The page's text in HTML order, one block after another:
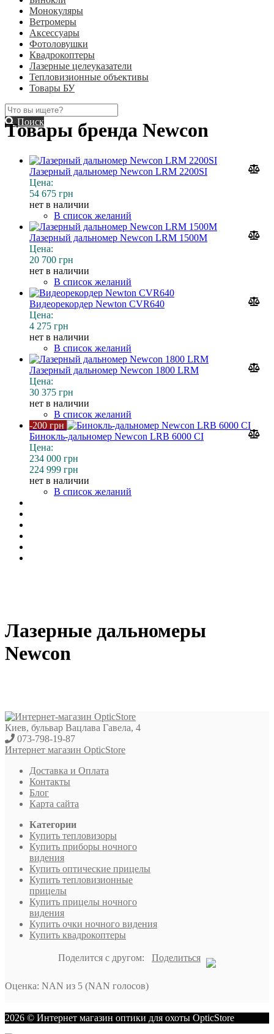
Монокуляры
Ветромеры
Аксессуары
Фотоловушки
Квадрокоптеры
Лазерные целеуказатели
Тепловизионные объективы
Товары БУ
Поиск
Товары бренда Newcon
Лазерный дальномер Newcon LRM 2200SI
Цена:
54 675 грн
нет в наличии
В список желаний
Лазерный дальномер Newcon LRM 1500M
Цена:
20 700 грн
нет в наличии
В список желаний
Видеорекордер Newton CVR640
Цена:
4 275 грн
нет в наличии
В список желаний
Лазерный дальномер Newcon 1800 LRM
Цена:
30 375 грн
нет в наличии
В список желаний
-200 грн
Бинокль-дальномер Newcon LRB 6000 СI
Цена:
234 000 грн
224 999 грн
нет в наличии
В список желаний
Лазерные дальномеры
Newcon
Киев, бульвар Вацлава Гавела, 4
073-798-19-87
Интернет магазин OpticStore
Доставка и Оплата
Контакты
Блог
Карта сайта
Категории
Купить тепловизоры
Купить приборы ночного
видения
Купить оптические прицелы
Купить тепловизионные
прицелы
Купить прицелы ночного
видения
Купить очки ночного видения
Купить квадрокоптеры
Поделится с другом: Поделиться
Оценка: NAN из 5 (NAN голосов)
2026 © Интернет магазин оптики для охоты OpticStore